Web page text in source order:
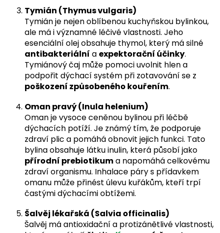
Tymián (Thymus vulgaris)
Tymián je nejen oblíbenou kuchyňskou bylinkou,
ale má i významné léčivé vlastnosti. Jeho
esenciální olej obsahuje thymol, který má silné
antibakteriální a expektorační účinky.
Tymiánový čaj může pomoci uvolnit hlen a
podpořit dýchací systém při zotavování se z
poškození způsobeného kouřením.
Oman pravý (Inula helenium)
Oman je vysoce ceněnou bylinou při léčbě
dýchacích potíží. Je známý tím, že podporuje
zdraví plic a pomáhá obnovit jejich funkci. Tato
bylina obsahuje látku inulin, která působí jako
přírodní prebiotikuma napomáhá celkovému
zdraví organismu. Inhalace páry s přídavkem
omanu může přinést úlevu kuřákům, kteří trpí
častými dýchacími obtížemi.
Šalvěj lékařská (Salvia officinalis)
Šalvěj má antioxidační a protizánětlivé vlastnosti,